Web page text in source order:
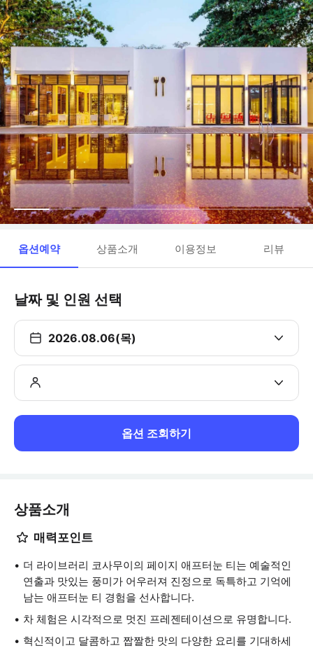
옵션예약 상품소개 이용정보 리뷰
날짜 및 인원 선택
2026.08.06(목)
옵션 조회하기
상품소개
매력포인트
더 라이브러리 코사무이의 페이지 애프터눈 티는 예술적인
연출과 맛있는 풍미가 어우러져 진정으로 독특하고 기억에
남는 애프터눈 티 경험을 선사합니다.
차 체험은 시각적으로 멋진 프레젠테이션으로 유명합니다.
혁신적이고 달콤하고 짭짤한 맛의 다양한 요리를 기대하세